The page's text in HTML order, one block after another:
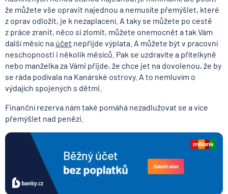
že můžete vše opravit najednou a nemusíte přemýšlet, které
z oprav odložit, je k nezaplacení. A taky se můžete po cestě
z práce zranit, něco si zlomit, můžete onemocnět a tak Vám
další měsíc na účet nepřijde výplata. A můžete být v pracovní
neschopnosti i několik měsíců. Pak se uzdravíte a přítelkyně
nebo manželka za Vámi přijde, že chce jet na dovolenou, že by
se ráda podívala na Kanárské ostrovy. A to nemluvím o
výdajích spojených s dětmi.
Finanční rezerva nám také pomáhá nezadlužovat se a více
přemýšlet nad penězi.